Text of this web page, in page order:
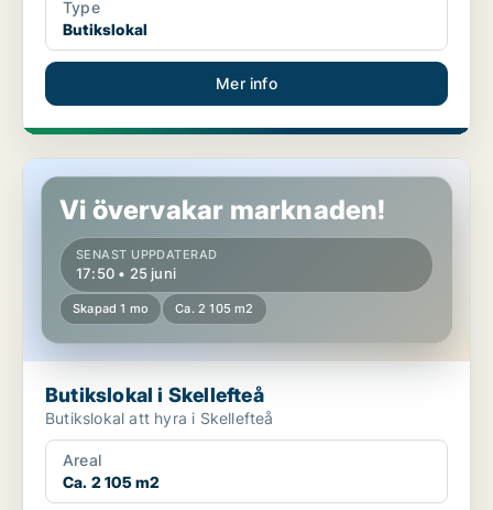
Type
Butikslokal
Mer info
Butikslokal i Skellefteå
Vi övervakar marknaden!
SENAST UPPDATERAD
17:50 • 25 juni
Skapad 1 mo Ca. 2 105 m2
Butikslokal i Skellefteå
Butikslokal att hyra i Skellefteå
Areal
Ca. 2 105 m2